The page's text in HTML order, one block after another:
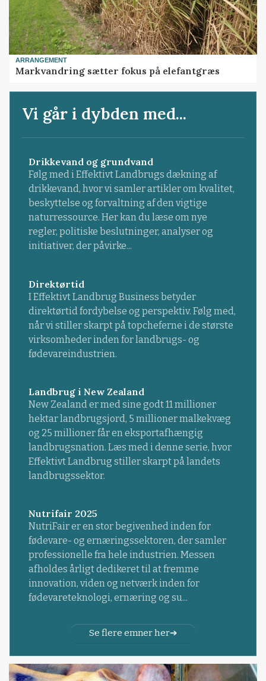
ARRANGEMENT
Markvandring sætter fokus på elefantgræs
Vi går i dybden med...
Drikkevand og grundvand
Følg med i Effektivt Landbrugs dækning af
drikkevand, hvor vi samler artikler om kvalitet,
beskyttelse og forvaltning af den vigtige
naturressource. Her kan du læse om nye
regler, politiske beslutninger, analyser og
initiativer, der påvirke...
Direktørtid
I Effektivt Landbrug Business betyder
direktørtid fordybelse og perspektiv. Følg med,
når vi stiller skarpt på topcheferne i de største
virksomheder inden for landbrugs- og
fødevareindustrien.
Landbrug i New Zealand
New Zealand er med sine godt 11 millioner
hektar landbrugsjord, 5 millioner malkekvæg
og 25 millioner får en eksportafhængig
landbrugsnation. Læs med i denne serie, hvor
Effektivt Landbrug stiller skarpt på landets
landbrugssektor.
Nutrifair 2025
NutriFair er en stor begivenhed inden for
fødevare- og ernæringssektoren, der samler
professionelle fra hele industrien. Messen
afholdes årligt dedikeret til at fremme
innovation, viden og netværk inden for
fødevareteknologi, ernæring og su...
Se flere emner her